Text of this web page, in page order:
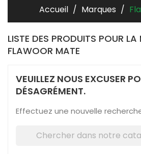
Accueil Marques
LISTE DES PRODUITS POUR LA
FLAWOOR MATE
VEUILLEZ NOUS EXCUSER
DÉSAGRÉMENT.
Effectuez une nouvelle